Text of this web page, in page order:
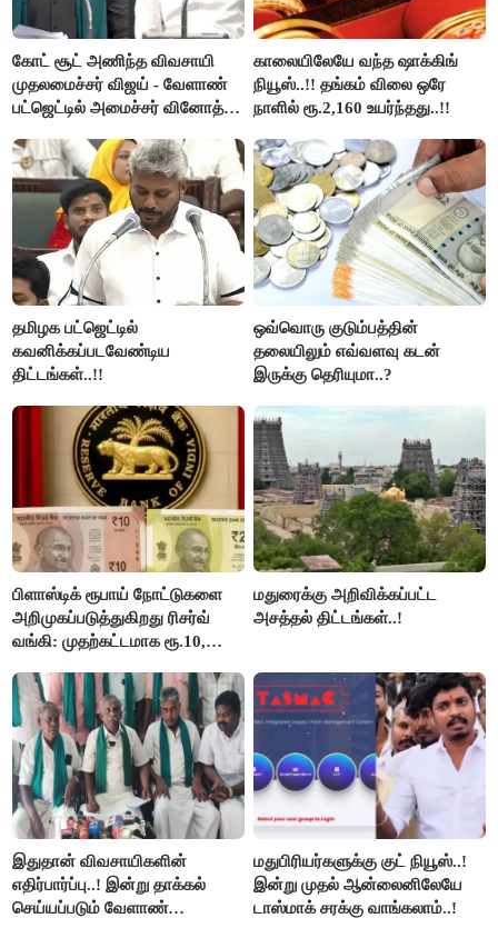
கோட் சூட் அணிந்த விவசாயி
முதலமைச்சர் விஜய் - வேளாண்
பட்ஜெட்டில் அமைச்சர் வினோத்
காலையிலேயே வந்த ஷாக்கிங்
நியூஸ்..!! தங்கம் விலை ஒரே
நாளில் ரூ.2,160 உயர்ந்தது..!!
தமிழக பட்ஜெட்டில்
கவனிக்கப்படவேண்டிய
திட்டங்கள்..!!
ஒவ்வொரு குடும்பத்தின்
தலையிலும் எவ்வளவு கடன்
இருக்கு தெரியுமா..?
பிளாஸ்டிக் ரூபாய் நோட்டுகளை
அறிமுகப்படுத்துகிறது ரிசர்வ்
வங்கி: முதற்கட்டமாக ரூ.10,
மதுரைக்கு அறிவிக்கப்பட்ட
அசத்தல் திட்டங்கள்..!
இதுதான் விவசாயிகளின்
எதிர்பார்ப்பு..! இன்று தாக்கல்
செய்யப்படும் வேளாண்
மதுபிரியர்களுக்கு குட் நியூஸ்..!
இன்று முதல் ஆன்லைனிலேயே
டாஸ்மாக் சரக்கு வாங்கலாம்..!